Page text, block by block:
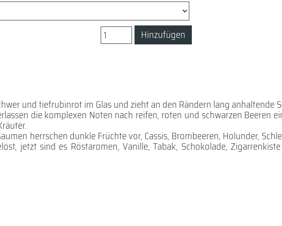
Hinzufügen
und tiefrubinrot im Glas und zieht an den Rändern lang anhaltende
die komplexen Noten nach reifen, roten und schwarzen Beeren
herrschen dunkle Früchte vor, Cassis, Brombeeren, Holunder,
jetzt sind es Röstaromen, Vanille, Tabak, Schokolade,